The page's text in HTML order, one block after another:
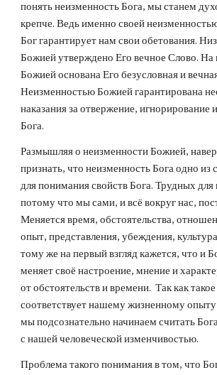
понять неизменность Бога, мы станем
крепче. Ведь именно своей
Бог гарантирует нам свои обетования.
Божией утверждено Его вечное Слово. На
Божией основана Его безусловная и
Неизменностью Божией гарантирована
наказания за отвержение, игнорирование
Бога.
Размышляя о неизменности Божией,
признать, что неизменность Бога одно
для понимания свойств Бога. Трудных
потому что мы сами, и всё вокруг нас,
Меняется время, обстоятельства,
опыт, представления, убеждения,
тому же на первый взгляд кажется, что и
меняет своё настроение, мнение и
от обстоятельств и времени.  Так как
соответствует нашему жизненному
мы подсознательно начинаем считать
с нашей человеческой изменчивостью.
Проблема такого понимания в том, что